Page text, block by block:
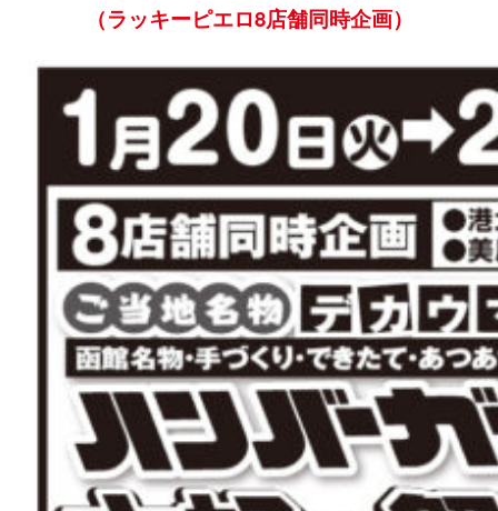
（ラッキーピエロ8店舗同時企画）